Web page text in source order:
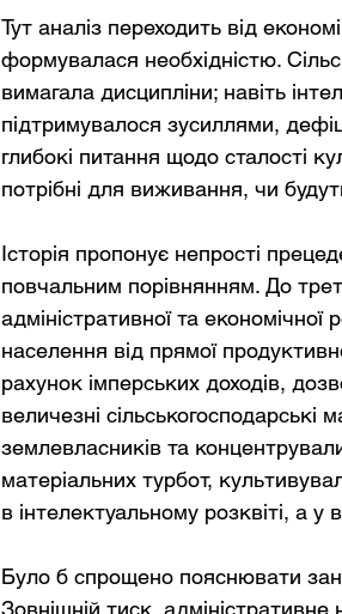
Тут аналіз переходить від
формувалася необхідністю.
вимагала дисципліни; навіть
підтримувалося зусиллями,
глибокі питання щодо сталості
потрібні для виживання, чи
Історія пропонує непрості
повчальним порівнянням. До
адміністративної та
населення від прямої
рахунок імперських доходів,
величезні
землевласників та
матеріальних турбот,
в інтелектуальному розквіті, а
Було б спрощено пояснювати